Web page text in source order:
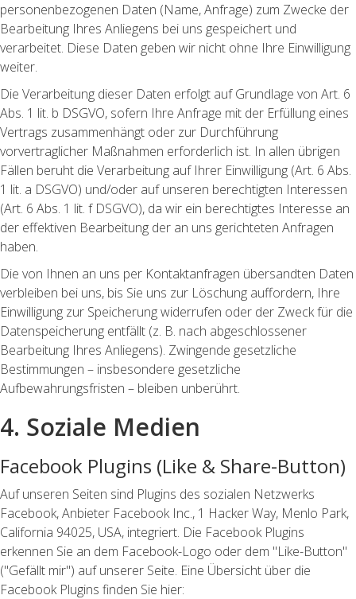
personenbezogenen Daten (Name, Anfrage) zum Zwecke der
Bearbeitung Ihres Anliegens bei uns gespeichert und
verarbeitet. Diese Daten geben wir nicht ohne Ihre Einwilligung
weiter.
Die Verarbeitung dieser Daten erfolgt auf Grundlage von Art. 6
Abs. 1 lit. b DSGVO, sofern Ihre Anfrage mit der Erfüllung eines
Vertrags zusammenhängt oder zur Durchführung
vorvertraglicher Maßnahmen erforderlich ist. In allen übrigen
Fällen beruht die Verarbeitung auf Ihrer Einwilligung (Art. 6 Abs.
1 lit. a DSGVO) und/oder auf unseren berechtigten Interessen
(Art. 6 Abs. 1 lit. f DSGVO), da wir ein berechtigtes Interesse an
der effektiven Bearbeitung der an uns gerichteten Anfragen
haben.
Die von Ihnen an uns per Kontaktanfragen übersandten Daten
verbleiben bei uns, bis Sie uns zur Löschung auffordern, Ihre
Einwilligung zur Speicherung widerrufen oder der Zweck für die
Datenspeicherung entfällt (z. B. nach abgeschlossener
Bearbeitung Ihres Anliegens). Zwingende gesetzliche
Bestimmungen – insbesondere gesetzliche
Aufbewahrungsfristen – bleiben unberührt.
4. Soziale Medien
Facebook Plugins (Like & Share-Button)
Auf unseren Seiten sind Plugins des sozialen Netzwerks
Facebook, Anbieter Facebook Inc., 1 Hacker Way, Menlo Park,
California 94025, USA, integriert. Die Facebook Plugins
erkennen Sie an dem Facebook-Logo oder dem "Like-Button"
("Gefällt mir") auf unserer Seite. Eine Übersicht über die
Facebook Plugins finden Sie hier: